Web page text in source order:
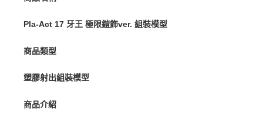
Pla-Act 17 牙王 極限鎧飾ver. 組裝模型
商品類型
塑膠射出組裝模型
商品介紹